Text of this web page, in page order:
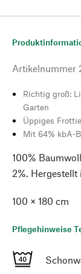
Artikelnummer
Richtig groß:
Garten
Üppiges
Mit 64% kbA-
100%
2%. Hergestellt
100 × 180 cm
Pflegehinweise